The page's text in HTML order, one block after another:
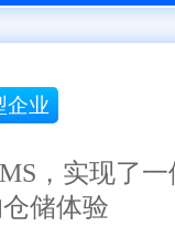
企业
，实现了
储体验